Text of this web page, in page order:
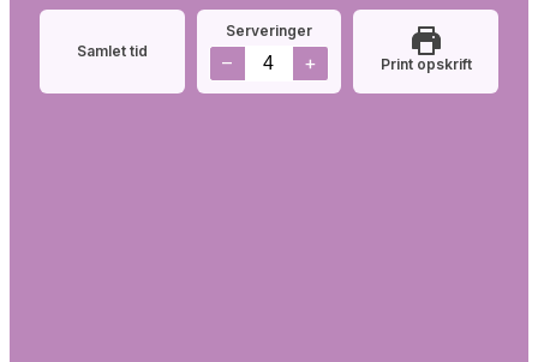
Samlet tid
Serveringer
– + Print opskrift